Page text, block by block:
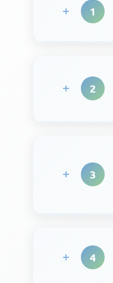
1
2
3
4